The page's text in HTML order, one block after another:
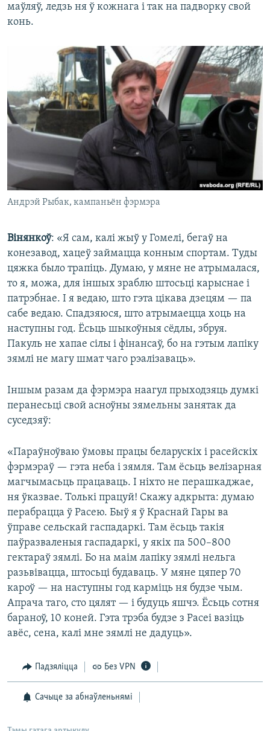
маўляў, ледзь ня ў кожнага і так на падворку свой
конь.
Андрэй Рыбак, кампаньён фэрмэра
Вінянкоў: «Я сам, калі жыў у Гомелі, бегаў на
конезавод, хацеў займацца конным спортам. Туды
цяжка было трапіць. Думаю, у мяне не атрымалася,
то я, можа, для іншых зраблю штосьці карыснае і
патрэбнае. І я ведаю, што гэта цікава дзецям — па
сабе ведаю. Спадзяюся, што атрымаецца хоць на
наступны год. Ёсьць шыкоўныя сёдлы, збруя.
Пакуль не хапае сілы і фінансаў, бо на гэтым лапіку
зямлі не магу шмат чаго рэалізаваць».
Іншым разам да фэрмэра наагул прыходзяць думкі
перанесьці свой асноўны зямельны занятак да
суседзяў:
«Параўноўваю ўмовы працы беларускіх і расейскіх
фэрмэраў — гэта неба і зямля. Там ёсьць велізарная
магчымасьць працаваць. І ніхто не перашкаджае,
ня ўказвае. Толькі працуй! Скажу адкрыта: думаю
перабрацца ў Расею. Быў я ў Краснай Гары ва
ўправе сельскай гаспадаркі. Там ёсьць такія
паўразваленыя гаспадаркі, у якіх па 500–800
гектараў зямлі. Бо на маім лапіку зямлі нельга
разьвівацца, штосьці будаваць. У мяне цяпер 70
кароў — на наступны год карміць ня будзе чым.
Апрача таго, сто цялят — і будуць яшчэ. Ёсьць сотня
бараноў, 10 коней. Гэта трэба будзе з Расеі вазіць
авёс, сена, калі мне зямлі не дадуць».
Падзяліцца Без VPN
Сачыце за абнаўленьнямі